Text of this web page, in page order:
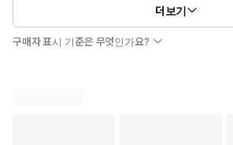
개인적으로는 한 가지 아쉬운 점이 있었다.
작 중 다루어지고 있는 테마, 내가 미워하는 그
고 있는 것은 아닌지 들여다본다면 어떨까 하는
더보기
구매자 표시 기준은 무엇인가요?